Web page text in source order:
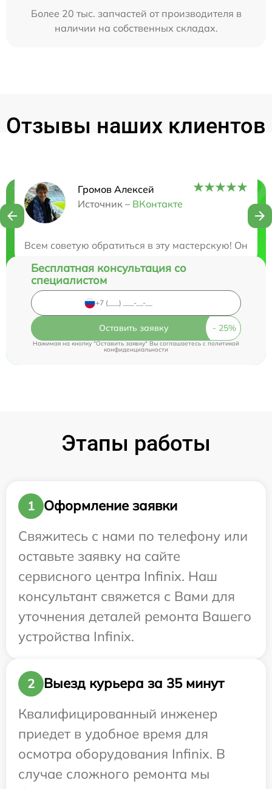
Более 20 тыс. запчастей от производителя в
наличии на собственных складах.
Отзывы наших клиентов
Громов Алексей
Источник – ВКонтакте
Всем советую обратиться в эту мастерскую! Они
Нужна консультация?
Бесплатная консультация со
специалистом
Оставить заявку
Нажимая на кнопку "Оставить заявку" Вы соглашаетесь cполитикой
конфиденциальности
Этапы работы
1
Оформление заявки
Свяжитесь с нами по телефону или
оставьте заявку на сайте
сервисного центра Infinix. Наш
консультант свяжется с Вами для
уточнения деталей ремонта Вашего
устройства Infinix.
2
Выезд курьера за 35 минут
Квалифицированный инженер
приедет в удобное время для
осмотра оборудования Infinix. В
случае сложного ремонта мы